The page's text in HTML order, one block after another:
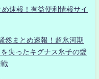
速報！有益便利情報サイ
然まとめ速報！超氷河期
失ったキグナス氷子の愛